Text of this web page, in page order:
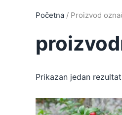
Početna / Proizvod
Prikazan jedan rezultat